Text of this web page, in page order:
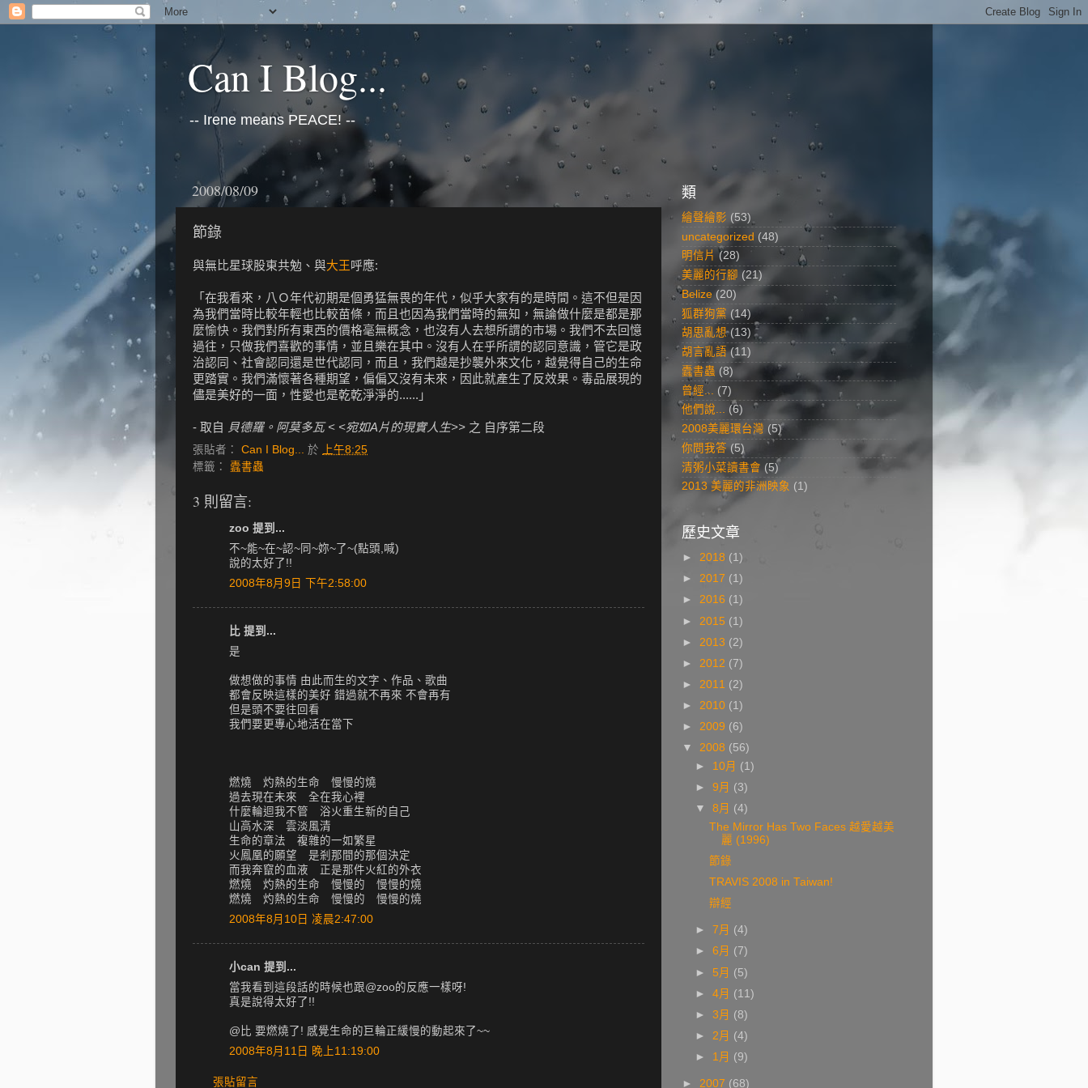
Can I Blog...
-- Irene means PEACE! --
2008/08/09
節錄
與無比星球股東共勉、與大王 呼應:
「在我看來，八Ｏ年代初期是個勇猛無畏的年代，似乎大家有的是時間。這不但是因
為我們當時比較年輕也比較苗條，而且也因為我們當時的無知，無論做什麼是都是那
麼愉快。我們對所有東西的價格毫無概念，也沒有人去想所謂的市場。我們不去回憶
過往，只做我們喜歡的事情，並且樂在其中。沒有人在乎所謂的認同意識，管它是政
治認同、社會認同還是世代認同，而且，我們越是抄襲外來文化，越覺得自己的生命
更踏實。我們滿懷著各種期望，偏偏又沒有未來，因此就產生了反效果。毒品展現的
儘是美好的一面，性愛也是乾乾淨淨的......」
- 取自 貝德羅。阿莫多瓦 < <宛如A片的現實人生>> 之 自序第二段
張貼者： Can I Blog... 於
上午8:25
標籤： 蠹書蟲
3 則留言:
zoo 提到...
不~能~在~認~同~妳~了~(點頭,喊)
說的太好了!!
2008年8月9日 下午2:58:00
比 提到...
是
做想做的事情 由此而生的文字、作品、歌曲
都會反映這樣的美好 錯過就不再來 不會再有
但是頭不要往回看
我們要更專心地活在當下
燃燒 灼熱的生命 慢慢的燒
過去現在未來 全在我心裡
什麼輪迴我不管 浴火重生新的自己
山高水深 雲淡風清
生命的章法 複雜的一如繁星
火鳳凰的願望 是剎那間的那個決定
而我奔竄的血液 正是那件火紅的外衣
燃燒 灼熱的生命 慢慢的 慢慢的燒
燃燒 灼熱的生命 慢慢的 慢慢的燒
2008年8月10日 凌晨2:47:00
小can 提到...
當我看到這段話的時候也跟@zoo的反應一樣呀!
真是說得太好了!!
@比 要燃燒了! 感覺生命的巨輪正緩慢的動起來了~~
2008年8月11日 晚上11:19:00
張貼留言
類
繪聲繪影 (53)
uncategorized (48)
明信片 (28)
美麗的行腳 (21)
Belize (20)
狐群狗黨 (14)
胡思亂想 (13)
胡言亂語 (11)
蠹書蟲 (8)
曾經...
(7)
他們說... (6)
2008美麗環台灣 (5)
你問我答 (5)
清粥小菜讀書會 (5)
2013 美麗的非洲映象 (1)
歷史文章
► 2018 (1)
► 2017 (1)
► 2016 (1)
► 2015 (1)
► 2013 (2)
► 2012 (7)
► 2011 (2)
► 2010 (1)
► 2009 (6)
▼ 2008 (56)
► 10月 (1)
►9月 (3)
▼8月 (4)
The Mirror Has Two Faces 越愛越美
麗 (1996)
節錄
TRAVIS 2008 in Taiwan!
辯經
►7月 (4)
►6月 (7)
► 5月 (5)
►4月 (11)
►3月 (8)
► 2月 (4)
► 1月 (9)
► 2007 (68)